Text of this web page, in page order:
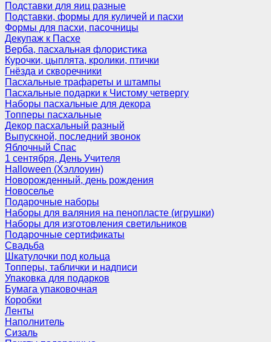
Подставки для яиц разные
Подставки, формы для куличей и пасхи
Формы для пасхи, пасочницы
Декупаж к Пасхе
Верба, пасхальная флористика
Курочки, цыплята, кролики, птички
Гнёзда и скворечники
Пасхальные трафареты и штампы
Пасхальные подарки к Чистому четвергу
Наборы пасхальные для декора
Топперы пасхальные
Декор пасхальный разный
Выпускной, последний звонок
Яблочный Спас
1 сентября, День Учителя
Halloween (Хэллоуин)
Новорожденный, день рождения
Новоселье
Подарочные наборы
Наборы для валяния на пенопласте (игрушки)
Наборы для изготовления светильников
Подарочные сертификаты
Свадьба
Шкатулочки под кольца
Топперы, таблички и надписи
Упаковка для подарков
Бумага упаковочная
Коробки
Ленты
Наполнитель
Сизаль